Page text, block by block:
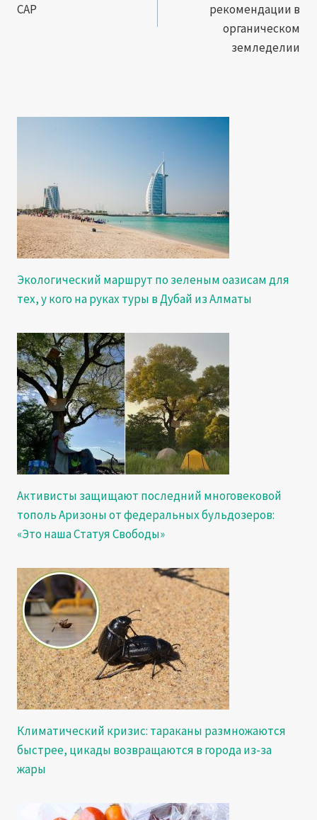
CAP
рекомендации в
органическом
земледелии
Экологический маршрут по зеленым оазисам для
тех, у кого на руках туры в Дубай из Алматы
Активисты защищают последний многовековой
тополь Аризоны от федеральных бульдозеров:
«Это наша Статуя Свободы»
Климатический кризис: тараканы размножаются
быстрее, цикады возвращаются в города из-за
жары